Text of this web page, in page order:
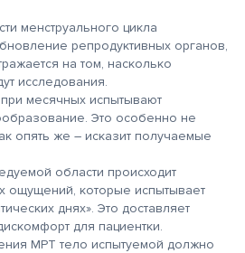
менструального цикла
репродуктивных органов,
на том, насколько
исследования.
месячных испытывают
Это особенно не
опять же – исказит получаемые
области происходит
ощущений, которые испытывает
днях». Это доставляет
для пациентки.
МРТ тело испытуемой должно